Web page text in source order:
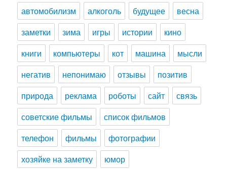
автомобилизм
алкоголь будущее
весна
заметки
зима игры истории
кино
книги
компьютеры кот машина
мысли
негатив
непонимаю отзывы
позитив
природа
реклама роботы сайт
связь
советские фильмы
список фильмов
телефон
фильмы
фотографии
хозяйке на заметку
юмор